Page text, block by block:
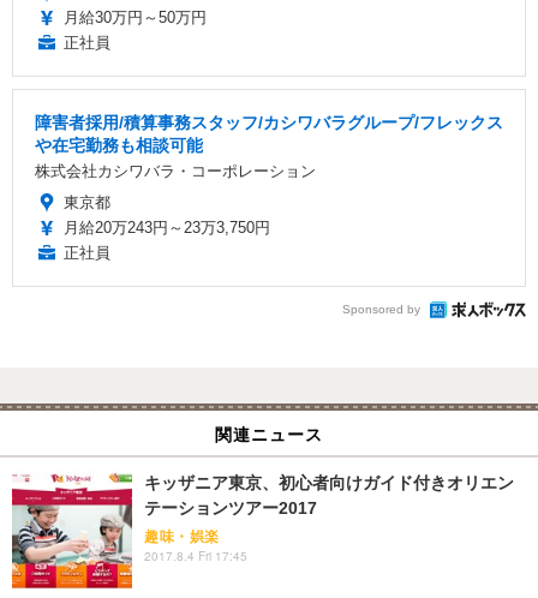
月給30万円～50万円
正社員
障害者採用/積算事務スタッフ/カシワバラグループ/フレックス
や在宅勤務も相談可能
株式会社カシワバラ・コーポレーション
東京都
月給20万243円～23万3,750円
正社員
Sponsored by
関連ニュース
キッザニア東京、初心者向けガイド付きオリエン
テーションツアー2017
趣味・娯楽
2017.8.4 Fri 17:45